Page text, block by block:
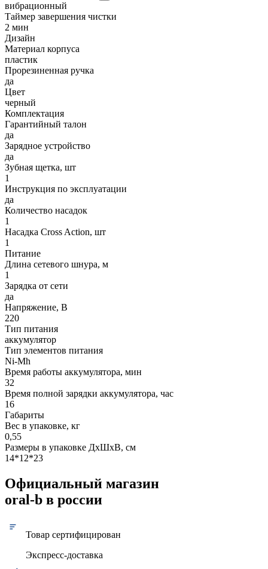
вибрационный
Таймер завершения чистки
2 мин
Дизайн
Материал корпуса
пластик
Прорезиненная ручка
да
Цвет
черный
Комплектация
Гарантийный талон
да
Зарядное устройство
да
Зубная щетка, шт
1
Инструкция по эксплуатации
да
Количество насадок
1
Насадка Cross Action, шт
1
Питание
Длина сетевого шнура, м
1
Зарядка от сети
да
Напряжение, В
220
Тип питания
аккумулятор
Тип элементов питания
Ni-Mh
Время работы аккумулятора, мин
32
Время полной зарядки аккумулятора, час
16
Габариты
Вес в упаковке, кг
0,55
Размеры в упаковке ДxШxВ, см
14*12*23
Официальный магазин
oral-b в россии
Товар сертифицирован
Экспресс-доставка